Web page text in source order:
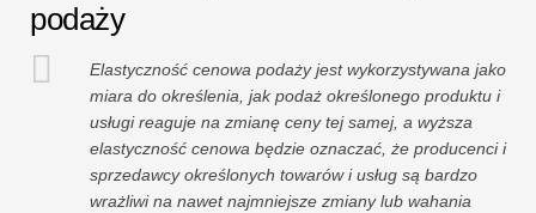
podaży
Elastyczność cenowa podaży jest wykorzystywana jako
miara do określenia, jak podaż określonego produktu i
usługi reaguje na zmianę ceny tej samej, a wyższa
elastyczność cenowa będzie oznaczać, że producenci i
sprzedawcy określonych towarów i usług są bardzo
wrażliwi na nawet najmniejsze zmiany lub wahania